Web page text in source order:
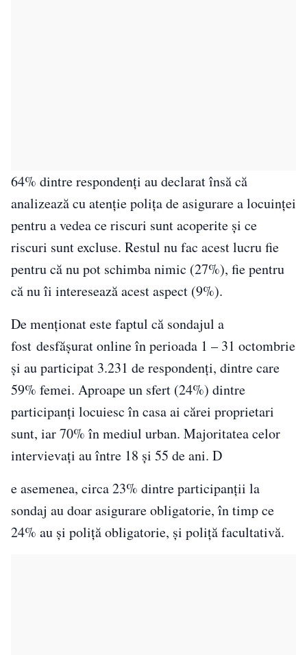
64% dintre respondenţi au declarat însă că
analizează cu atenţie poliţa de asigurare a locuinţei
pentru a vedea ce riscuri sunt acoperite şi ce
riscuri sunt excluse. Restul nu fac acest lucru fie
pentru că nu pot schimba nimic (27%), fie pentru
că nu îi interesează acest aspect (9%).
De menționat este faptul că sondajul a
fost desfăşurat online în perioada 1 – 31 octombrie
și au participat 3.231 de respondenţi, dintre care
59% femei. Aproape un sfert (24%) dintre
participanţi locuiesc în casa ai cărei proprietari
sunt, iar 70% în mediul urban. Majoritatea celor
intervievaţi au între 18 şi 55 de ani. D
e asemenea, circa 23% dintre participanţii la
sondaj au doar asigurare obligatorie, în timp ce
24% au şi poliţă obligatorie, şi poliţă facultativă.